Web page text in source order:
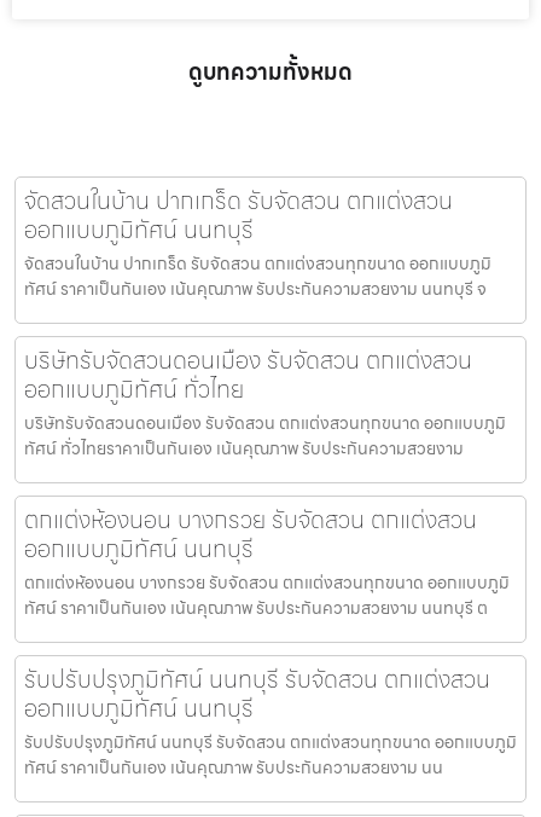
ดูบทความทั้งหมด
จัดสวนในบ้าน ปากเกร็ด รับจัดสวน ตกแต่งสวน
ออกแบบภูมิทัศน์ นนทบุรี
จัดสวนในบ้าน ปากเกร็ด รับจัดสวน ตกแต่งสวนทุกขนาด ออกแบบภูมิ
ทัศน์ ราคาเป็นกันเอง เน้นคุณภาพ รับประกันความสวยงาม นนทบุรี จ
บริษัทรับจัดสวนดอนเมือง รับจัดสวน ตกแต่งสวน
ออกแบบภูมิทัศน์ ทั่วไทย
บริษัทรับจัดสวนดอนเมือง รับจัดสวน ตกแต่งสวนทุกขนาด ออกแบบภูมิ
ทัศน์ ทั่วไทยราคาเป็นกันเอง เน้นคุณภาพ รับประกันความสวยงาม
ตกแต่งห้องนอน บางกรวย รับจัดสวน ตกแต่งสวน
ออกแบบภูมิทัศน์ นนทบุรี
ตกแต่งห้องนอน บางกรวย รับจัดสวน ตกแต่งสวนทุกขนาด ออกแบบภูมิ
ทัศน์ ราคาเป็นกันเอง เน้นคุณภาพ รับประกันความสวยงาม นนทบุรี ต
รับปรับปรุงภูมิทัศน์ นนทบุรี รับจัดสวน ตกแต่งสวน
ออกแบบภูมิทัศน์ นนทบุรี
รับปรับปรุงภูมิทัศน์ นนทบุรี รับจัดสวน ตกแต่งสวนทุกขนาด ออกแบบภูมิ
ทัศน์ ราคาเป็นกันเอง เน้นคุณภาพ รับประกันความสวยงาม นน